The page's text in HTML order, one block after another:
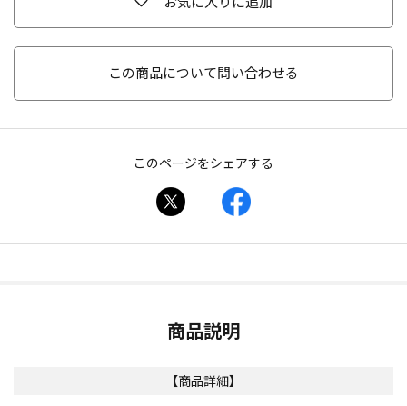
この商品について問い合わせる
このページをシェアする
商品説明
【商品詳細】